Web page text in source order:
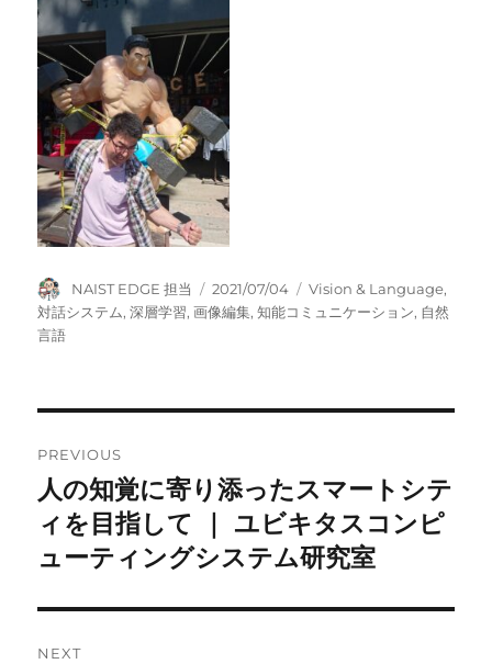
Author
NAIST EDGE 担当
Posted
on
2021/07/04 Tags
Vision & Language,
対話システム,深層学習,画像編集,知能コミュニケーション, 自然
言語
navigation
PREVIOUS
Previous
post:
人の知覚に寄り添ったスマートシテ
ィを目指して ｜ ユビキタスコンピ
ューティングシステム研究室
NEXT